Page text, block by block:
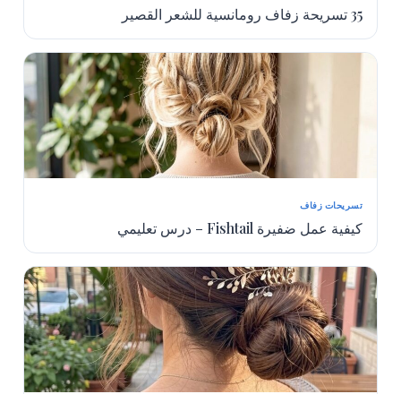
35 تسريحة زفاف رومانسية للشعر القصير
تسريحات زفاف
كيفية عمل ضفيرة Fishtail – درس تعليمي